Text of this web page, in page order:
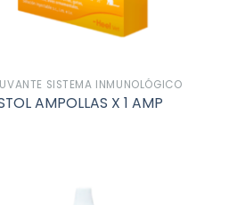
SISTEMA INMUNOLÓGICO
AMPOLLAS X 1 AMP